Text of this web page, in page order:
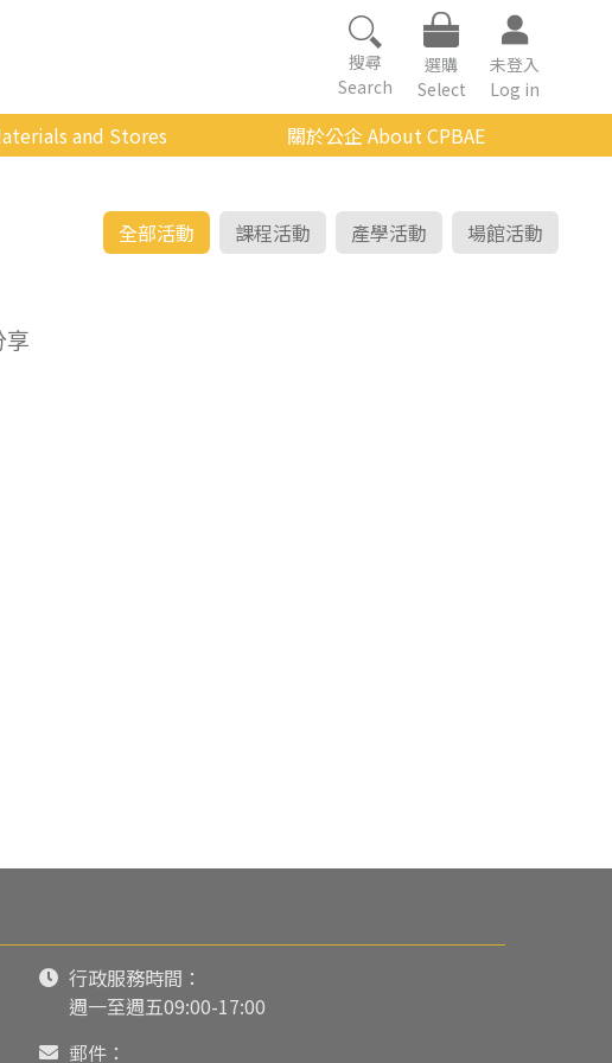
搜尋
Search
選購
Select
未登入
Log in
and Stores
關於公企 About CPBAE
公企中心介紹
全部活動 課程活動 產學活動 場館活動
享
行政服務時間：
週一至週五09:00-17:00
郵件：